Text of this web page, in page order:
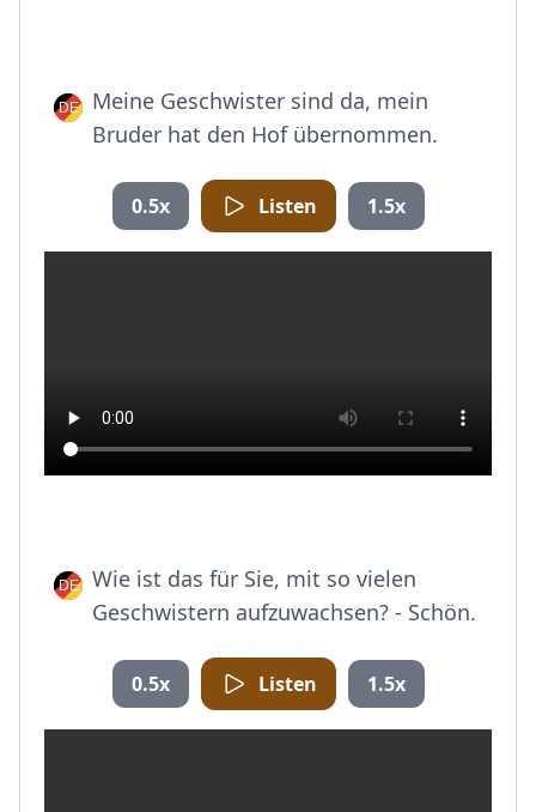
Meine Geschwister sind da, mein
Bruder hat den Hof übernommen.
0.5x Listen 1.5x
Wie ist das für Sie, mit so vielen
Geschwistern aufzuwachsen? - Schön.
0.5x Listen 1.5x